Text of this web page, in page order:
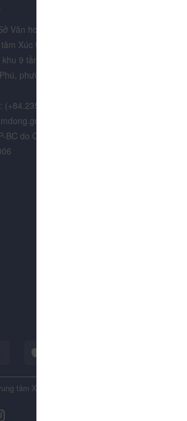
Văn hoá, Thể thao và Du lịch Lâm Đồng.
Xúc tiến Du lịch Lâm Đồng
9 tầng, Trung tâm Hành chính tỉnh Lâm
phường Xuân Hương - Đà Lạt, tỉnh
3.916.961
BC do Cục Báo chí - Bộ Văn hóa Thông tin
tâm Xúc tiến Du lịch Tỉnh Lâm Đồng